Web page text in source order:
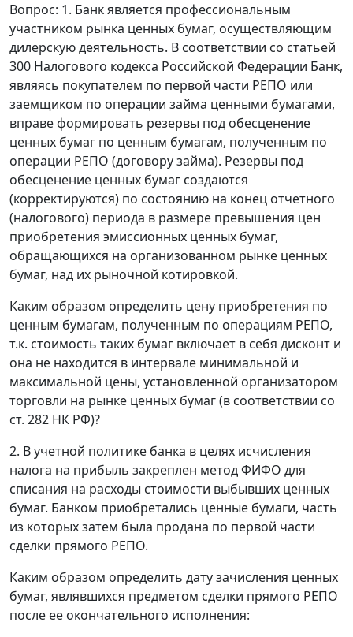
Вопрос: 1. Банк является профессиональным
участником рынка ценных бумаг, осуществляющим
дилерскую деятельность. В соответствии со статьей
300 Налогового кодекса Российской Федерации Банк,
являясь покупателем по первой части РЕПО или
заемщиком по операции займа ценными бумагами,
вправе формировать резервы под обесценение
ценных бумаг по ценным бумагам, полученным по
операции РЕПО (договору займа). Резервы под
обесценение ценных бумаг создаются
(корректируются) по состоянию на конец отчетного
(налогового) периода в размере превышения цен
приобретения эмиссионных ценных бумаг,
обращающихся на организованном рынке ценных
бумаг, над их рыночной котировкой.
Каким образом определить цену приобретения по
ценным бумагам, полученным по операциям РЕПО,
т.к. стоимость таких бумаг включает в себя дисконт и
она не находится в интервале минимальной и
максимальной цены, установленной организатором
торговли на рынке ценных бумаг (в соответствии со
ст. 282 НК РФ)?
2. В учетной политике банка в целях исчисления
налога на прибыль закреплен метод ФИФО для
списания на расходы стоимости выбывших ценных
бумаг. Банком приобретались ценные бумаги, часть
из которых затем была продана по первой части
сделки прямого РЕПО.
Каким образом определить дату зачисления ценных
бумаг, являвшихся предметом сделки прямого РЕПО
после ее окончательного исполнения: